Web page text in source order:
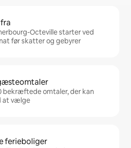
Octeville starter ved
før skatter og gebyrer
bekræftede omtaler, der kan
at vælge
ferieboliger